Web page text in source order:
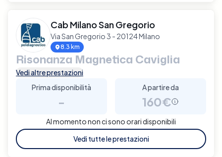
Cab Milano San Gregorio
Via San Gregorio 3 - 20124 Milano
8.3 km
Risonanza Magnetica Caviglia
Vedi altre prestazioni
Prima disponibilità
-
A partire da
160€
Al momento non ci sono orari disponibili
Vedi tutte le prestazioni